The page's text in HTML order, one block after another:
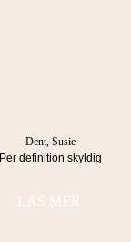
Dent, Susie
Per definition skyldig
LÄS MER